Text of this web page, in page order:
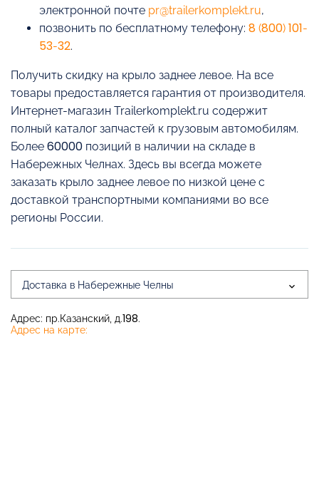
электронной почте pr@trailerkomplekt.ru,
позвонить по бесплатному телефону: 8 (800) 101-
53-32.
Получить скидку на крыло заднее левое. На все
товары предоставляется гарантия от производителя.
Интернет-магазин Trailerkomplekt.ru содержит
полный каталог запчастей к грузовым автомобилям.
Более 60000 позиций в наличии на складе в
Набережных Челнах. Здесь вы всегда можете
заказать крыло заднее левое по низкой цене с
доставкой транспортными компаниями во все
регионы России.
Доставка в Набережные Челны
Адрес: пр.Казанский, д.198.
Адрес на карте: